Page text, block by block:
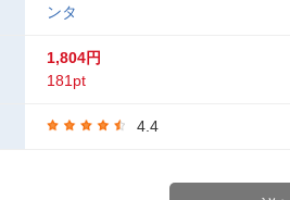
ンタ
1,804円
181pt
4.4